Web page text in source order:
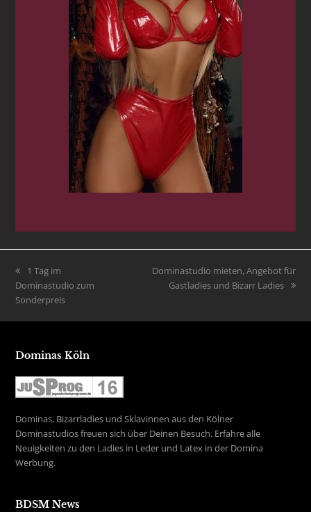
vorheriger
Beitrag:
1 Tag im
Dominastudio zum
Sonderpreis
Nächster
Beitrag:
Dominastudio mieten, Angebot für
Gastladies und Bizarr Ladies
Dominas Köln
Dominas, Bizarrladies und Sklavinnen aus den Kölner
Dominastudios freuen sich über Deinen Besuch. Erfahre alle
Neuigkeiten zu den Ladies in Leder und Latex in der Domina
Werbung.
BDSM News